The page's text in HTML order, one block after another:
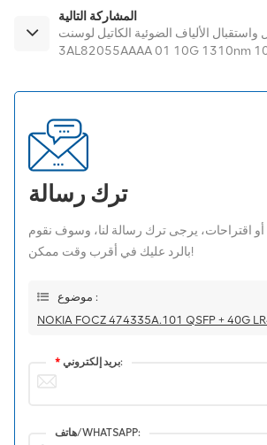
المشاركة التالية
واستقبال الألياف الضوئية الكاتيل لوسنت
3AL82055AAAA 01 10G 1310nm
ترك رسالة
أو اقتراحات، يرجى ترك رسالة لنا، وسوف نقوم
بالرد عليك في أقرب وقت ممكن!
موضوع :
* بريد إلكتروني:
هاتف/WHATSAPP: